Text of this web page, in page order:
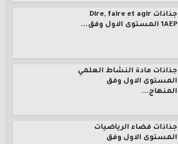
جذاذات Dire, faire et agir
1AEP المستوى الاول وفق...
جذاذات مادة النشاط العلمي
المستوى الاول وفق
المنهاج...
جذاذات فضاء الرياضيات
المستوى الاول وفق